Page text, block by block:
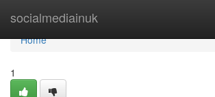
socialmediainuk
Home
Home
1